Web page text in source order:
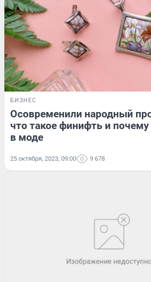
БИЗНЕС
Осовременили народный
что такое финифть и почему
в моде
25 октября, 2023, 09:00 9 678